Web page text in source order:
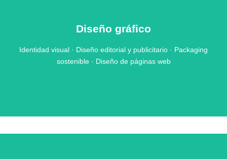
Diseño gráfico
Identidad visual · Diseño editorial y publicitario · Packaging
sostenible · Diseño de páginas web